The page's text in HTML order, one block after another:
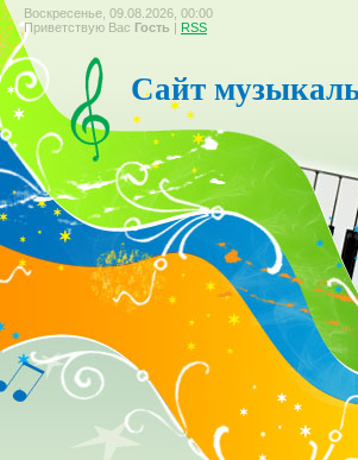
Воскресенье, 09.08.2026, 00:00
Приветствую Вас Гость | RSS
Сайт